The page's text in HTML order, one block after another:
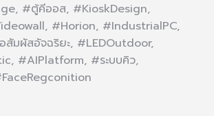
#ตู้คีออส, #KioskDesign,
#Horion, #IndustrialPC,
มผัสอัจฉริยะ, #LEDOutdoor,
#AIPlatform, #ระบบคิว,